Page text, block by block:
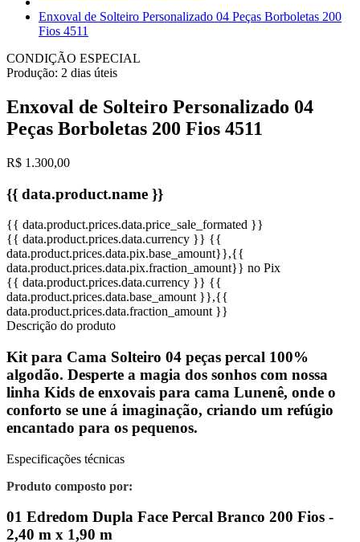
Enxoval de Solteiro Personalizado 04 Peças Borboletas 200
Fios 4511
CONDIÇÃO ESPECIAL
Produção: 2 dias úteis
Enxoval de Solteiro Personalizado 04
Peças Borboletas 200 Fios 4511
R$ 1.300,00
{{ data.product.name }}
{{ data.product.prices.data.price_sale_formated }}
{{ data.product.prices.data.currency }} {{
data.product.prices.data.pix.base_amount}},{{
data.product.prices.data.pix.fraction_amount}} no Pix
{{ data.product.prices.data.currency }} {{
data.product.prices.data.base_amount }},{{
data.product.prices.data.fraction_amount }}
Descrição do produto
Kit para Cama Solteiro 04 peças percal 100%
algodão. Desperte a magia dos sonhos com nossa
linha Kids de enxovais para cama Lunenê, onde o
conforto se une á imaginação, criando um refúgio
encantado para os pequenos.
Especificações técnicas
Produto composto por:
01 Edredom Dupla Face Percal Branco 200 Fios -
2,40 m x 1,90 m